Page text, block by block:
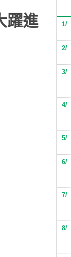
躍進 1
2
3
4
5
6
7
8